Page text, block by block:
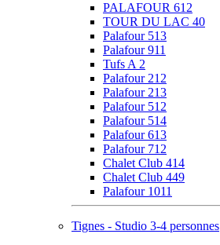
PALAFOUR 612
TOUR DU LAC 40
Palafour 513
Palafour 911
Tufs A 2
Palafour 212
Palafour 213
Palafour 512
Palafour 514
Palafour 613
Palafour 712
Chalet Club 414
Chalet Club 449
Palafour 1011
Tignes - Studio 3-4 personnes